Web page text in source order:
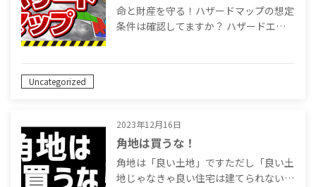
命と財産を守る！ハザードマップの想定
条件は確認してますか？ ハザードエ…
Uncategorized
2023年12月16日
角地は買うな！
角地は「良い土地」ですただし「良い土
地じゃなきゃ良い住宅は建てられない…